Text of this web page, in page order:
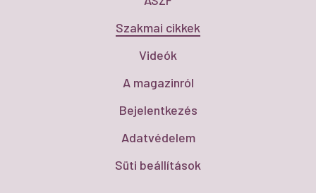
Szakmai cikkek
Videók
A magazinról
Bejelentkezés
Adatvédelem
Süti beállítások